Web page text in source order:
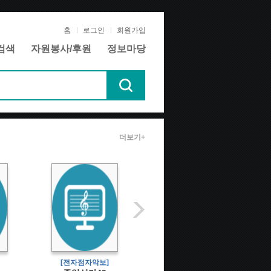
홈 로그인 회원가입
색 자원봉사/후원 정보마당
[전자점자악보]
더보기+